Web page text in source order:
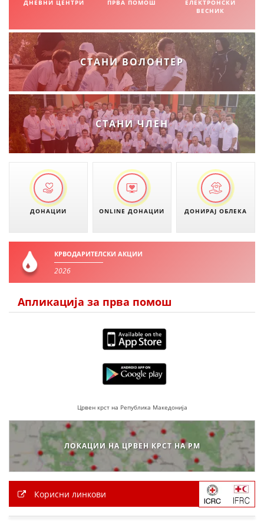
ДНЕВНИ ЦЕНТРИ ПРВА ПОМОШ
ЕЛЕКТРОНСКИ
ВЕСНИК
СТАНИ ВОЛОНТЕР
СТАНИ ЧЛЕН
ДОНАЦИИ ONLINE ДОНАЦИИ ДОНИРАЈ ОБЛЕКА
КРВОДАРИТЕЛСКИ АКЦИИ
2026
Апликација за прва помош
Црвен крст на Република Македонија
ЛОКАЦИИ НА ЦРВЕН КРСТ НА РМ
Корисни линкови